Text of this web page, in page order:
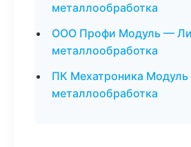
металлообработка
ООО Профи Модуль —
металлообработка
ПК Мехатроника
металлообработка